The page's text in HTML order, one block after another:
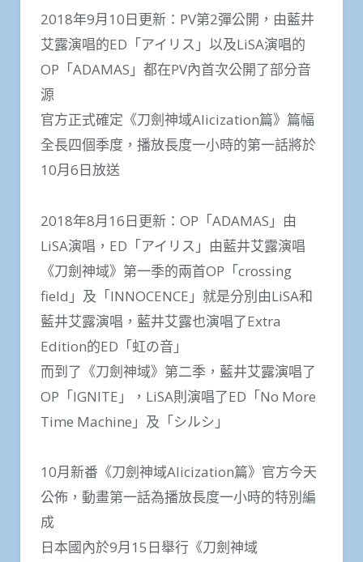
2018年9月10日更新：PV第2彈公開，由藍井
艾露演唱的ED「アイリス」以及LiSA演唱的
OP「ADAMAS」都在PV內首次公開了部分音
源
官方正式確定《刀劍神域Alicization篇》篇幅
全長四個季度，播放長度一小時的第一話將於
10月6日放送
2018年8月16日更新：OP「ADAMAS」由
LiSA演唱，ED「アイリス」由藍井艾露演唱
《刀劍神域》第一季的兩首OP「crossing
field」及「INNOCENCE」就是分別由LiSA和
藍井艾露演唱，藍井艾露也演唱了Extra
Edition的ED「虹の音」
而到了《刀劍神域》第二季，藍井艾露演唱了
OP「IGNITE」，LiSA則演唱了ED「No More
Time Machine」及「シルシ」
10月新番《刀劍神域Alicization篇》官方今天
公佈，動畫第一話為播放長度一小時的特別編
成
日本國內於9月15日舉行《刀劍神域